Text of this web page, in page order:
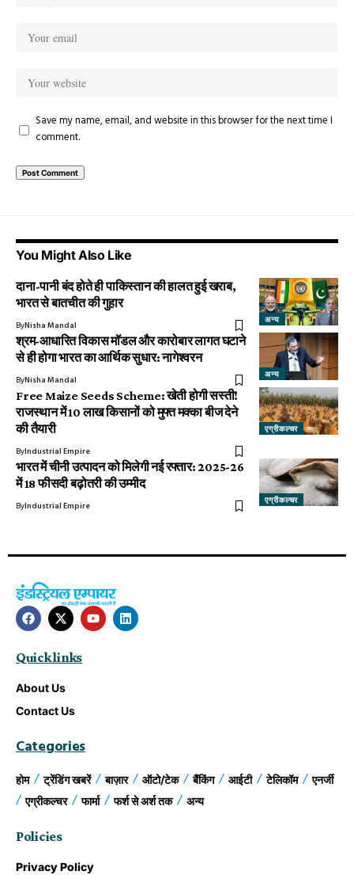
Save my name, email, and website in this browser for the next time I
comment.
You Might Also Like
अन्य
दाना-पानी बंद होते ही पाकिस्तान की हालत हुई खराब,
भारत से बातचीत की गुहार
ByNisha Mandal
अन्य
श्रम-आधारित विकास मॉडल और कारोबार लागत घटाने
से ही होगा भारत का आर्थिक सुधार: नागेश्वरन
ByNisha Mandal
एग्रीकल्चर
Free Maize Seeds Scheme: खेती होगी सस्ती!
राजस्थान में 10 लाख किसानों को मुफ्त मक्का बीज देने
की तैयारी
ByIndustrial Empire
एग्रीकल्चर
भारत में चीनी उत्पादन को मिलेगी नई रफ्तार: 2025-26
में 18 फीसदी बढ़ोतरी की उम्मीद
ByIndustrial Empire
Quick links
About Us
Contact Us
Categories
होम ट्रेंडिंग खबरें बाज़ार ऑटो/टेक बैंकिंग आईटी टेलिकॉम
एनर्जी
एग्रीकल्चर
फार्मा फर्श से अर्श तक अन्य
Policies
Privacy Policy